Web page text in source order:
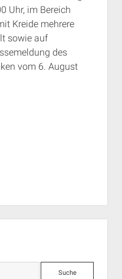
open
dropdown
menu
im Süden
in München
Süden
open
dropdown
menu
Uhr, im Bereich
Kreide mehrere
sowie auf
des
vom 6. August
Suche